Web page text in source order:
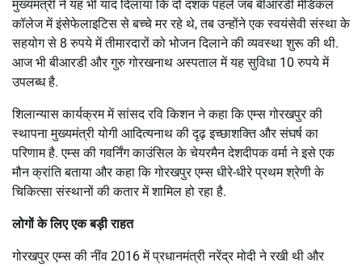
मुख्यमंत्री ने यह भी याद दिलाया कि दो दशक पहले जब बीआरडी मेडिकल
कॉलेज में इंसेफेलाइटिस से बच्चे मर रहे थे, तब उन्होंने एक स्वयंसेवी संस्था के
सहयोग से 8 रुपये में तीमारदारों को भोजन दिलाने की व्यवस्था शुरू की थी.
आज भी बीआरडी और गुरु गोरखनाथ अस्पताल में यह सुविधा 10 रुपये में
उपलब्ध है.
शिलान्यास कार्यक्रम में सांसद रवि किशन ने कहा कि एम्स गोरखपुर की
स्थापना मुख्यमंत्री योगी आदित्यनाथ की दृढ़ इच्छाशक्ति और संघर्ष का
परिणाम है. एम्स की गवर्निंग काउंसिल के चेयरमैन देशदीपक वर्मा ने इसे एक
मौन क्रांति बताया और कहा कि गोरखपुर एम्स धीरे-धीरे प्रथम श्रेणी के
चिकित्सा संस्थानों की कतार में शामिल हो रहा है.
लोगों के लिए एक बड़ी राहत
गोरखपुर एम्स की नींव 2016 में प्रधानमंत्री नरेंद्र मोदी ने रखी थी और